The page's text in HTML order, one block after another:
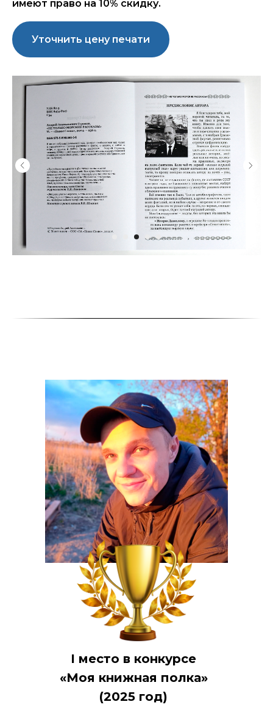
имеют право на 10% скидку.
Уточнить цену печати
I место в конкурсе
«Моя книжная полка»
(2025 год)